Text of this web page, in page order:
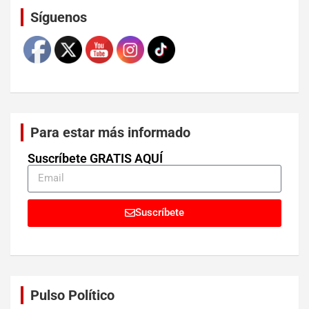
Síguenos
Para estar más informado
Suscríbete GRATIS AQUÍ
Suscríbete
Pulso Político